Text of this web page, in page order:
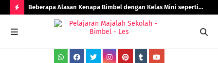
O
Beberapa Alasan Kenapa Bimbel dengan Kelas Mini seperti
Bimbel Jakarta Timur Lebih Efektif!